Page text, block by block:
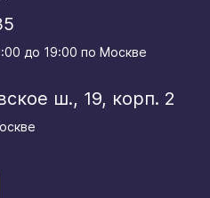
до 19:00 по Москве
ш., 19, корп. 2